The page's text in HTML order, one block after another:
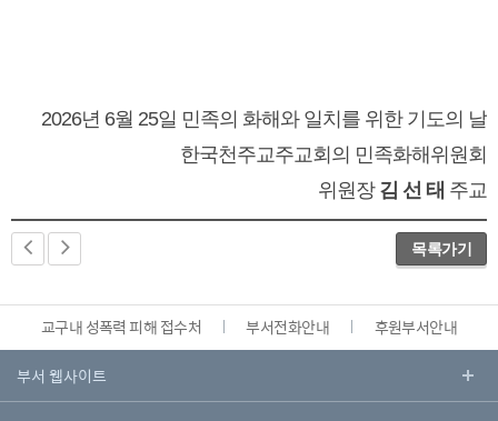
2026년 6월 25일 민족의 화해와 일치를 위한 기도의 날
한국천주교주교회의 민족화해위원회
위원장 김 선 태 주교
목록가기
교구내 성폭력 피해 접수처 부서전화안내 후원부서안내